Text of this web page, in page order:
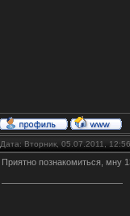
Дата: Вторник, 05.07.2011,
Приятно познакомиться, мну